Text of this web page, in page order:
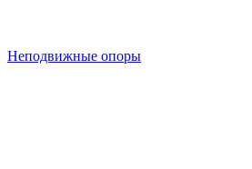
Неподвижные опоры